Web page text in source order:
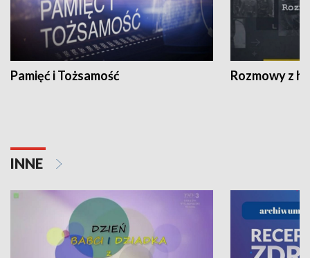
Pamięć i Tożsamość Rozmowy z
INNE